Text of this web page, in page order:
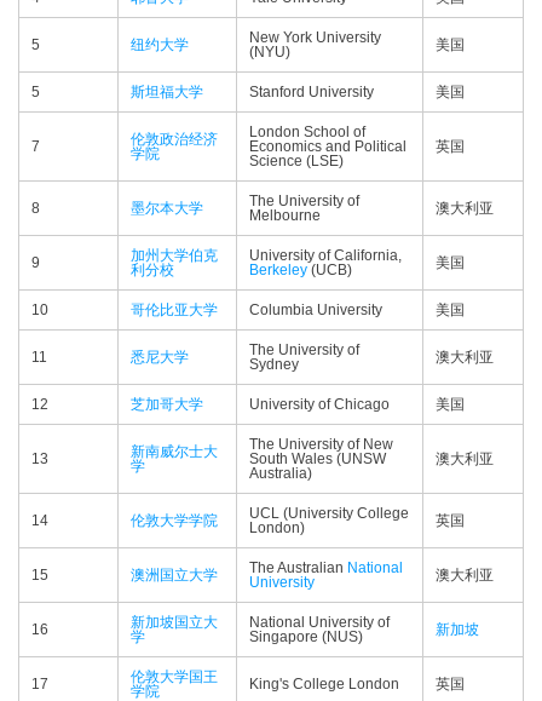
5 纽约大学
New York University
(NYU)
美国
5 斯坦福大学 Stanford University 美国
7
伦敦政治经济
学院
London School of
Economics and Political
Science (LSE)
英国
8 墨尔本大学
The University of
Melbourne
澳大利亚
9
加州大学伯克
利分校
University of California,
Berkeley (UCB) 美国
10 哥伦比亚大学 Columbia University 美国
11 悉尼大学
The University of
Sydney
澳大利亚
12 芝加哥大学 University of Chicago 美国
13
新南威尔士大
学
The University of New
South Wales (UNSW
Australia)
澳大利亚
14 伦敦大学学院
UCL (University College
London)
英国
15 澳洲国立大学 The Australian National
University
澳大利亚
16
新加坡国立大
学
National University of
Singapore (NUS)
新加坡
17
伦敦大学国王
学院
King's College London 英国